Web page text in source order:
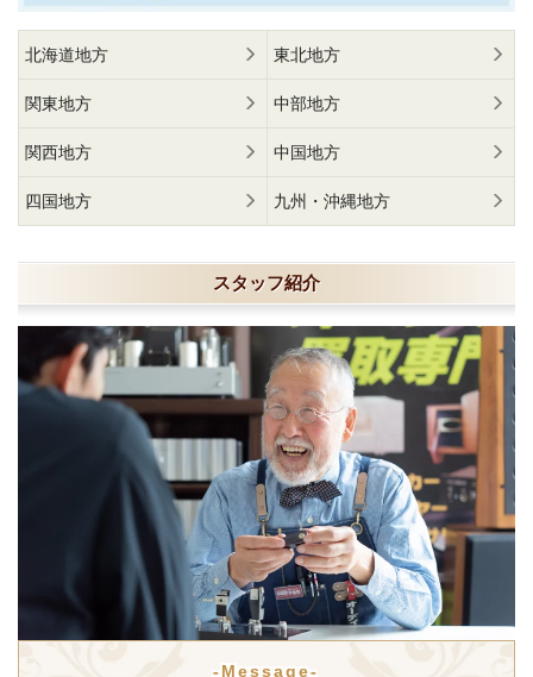
北海道地方 東北地方
関東地方 中部地方
関西地方 中国地方
四国地方 九州・沖縄地方
スタッフ紹介
-Message-